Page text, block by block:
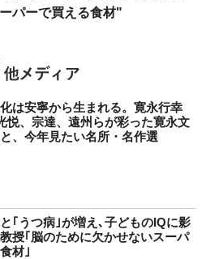
パーで買える食材"
は安寧から生まれる。寛永行幸
悦、宗達、遠州らが彩った寛永文
、今年見たい名所・名作選
｢うつ病｣が増え､子どものIQに影
授｢脳のために欠かせないスーパ
材｣